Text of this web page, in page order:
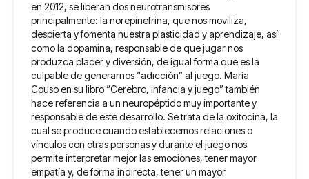
en 2012, se liberan dos neurotransmisores
principalmente: la norepinefrina, que nos moviliza,
despierta y fomenta nuestra plasticidad y aprendizaje, así
como la dopamina, responsable de que jugar nos
produzca placer y diversión, de igual forma que es la
culpable de generarnos “adicción” al juego. María
Couso en su libro “Cerebro, infancia y juego” también
hace referencia a un neuropéptido muy importante y
responsable de este desarrollo. Se trata de la oxitocina, la
cual se produce cuando establecemos relaciones o
vínculos con otras personas y durante el juego nos
permite interpretar mejor las emociones, tener mayor
empatía y, de forma indirecta, tener un mayor